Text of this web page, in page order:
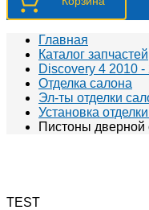
Главная
Каталог запчастей
Discovery 4 2010 -
Отделка салона
Эл-ты отделки
Установка
Пистоны дверной
TEST